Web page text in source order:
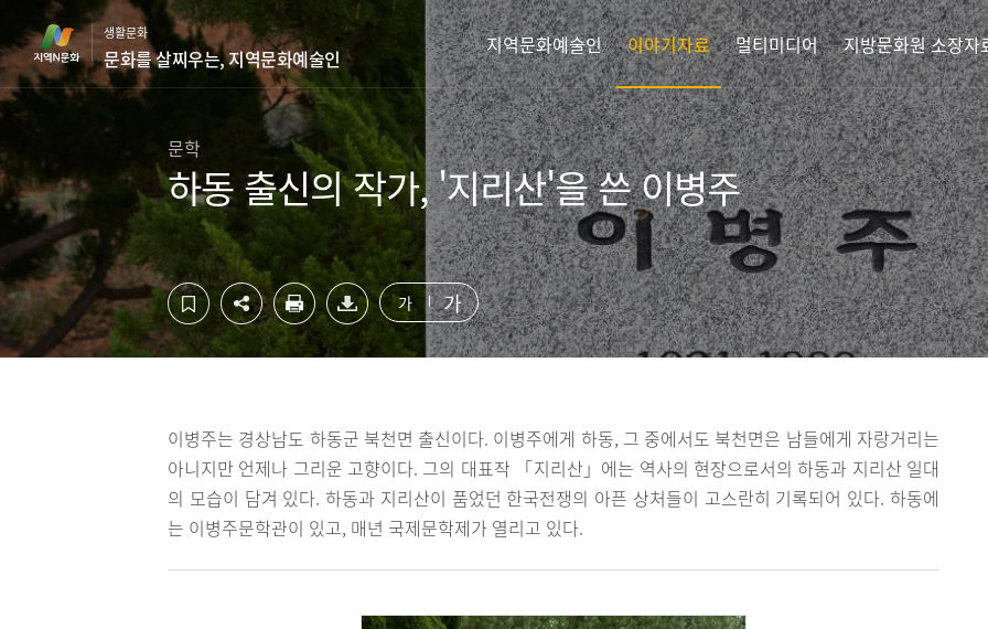
텐
츠
영
역
바
로
가
단
영
역
바
로
가
기
생활문화
문화를 살찌우는, 지역문화예술인
지역문화예술인 이야기자료 멀티미디어 지방문화원 소장자
문학
하동 출신의 작가, '지리산'을 쓴 이병주
가 가
이병주는 경상남도 하동군 북천면 출신이다. 이병주에게 하동, 그 중에서도 북천면은 남들에게 자랑거리는
아니지만 언제나 그리운 고향이다. 그의 대표작 「지리산」에는 역사의 현장으로서의 하동과 지리산 일대
의 모습이 담겨 있다. 하동과 지리산이 품었던 한국전쟁의 아픈 상처들이 고스란히 기록되어 있다. 하동에
는 이병주문학관이 있고, 매년 국제문학제가 열리고 있다.